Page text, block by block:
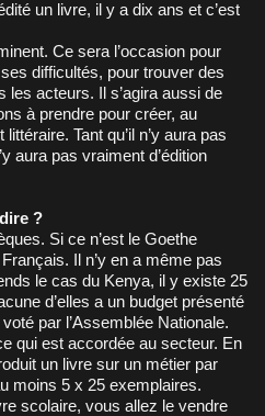
un livre, il y a dix ans et c’est
Ce sera l’occasion pour
difficultés, pour trouver des
les acteurs. Il s’agira aussi de
à prendre pour créer, au
Tant qu’il n’y aura pas
aura pas vraiment d’édition
?
Si ce n’est le Goethe
Il n’y en a même pas
le cas du Kenya, il y existe 25
d’elles a un budget présenté
par l’Assemblée Nationale.
qui est accordée au secteur. En
un livre sur un métier par
moins 5 x 25 exemplaires.
scolaire, vous allez le vendre